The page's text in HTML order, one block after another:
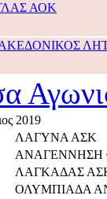
ΑΟΚ
2019
ΛΑΓΥΝΑ ΑΣΚ
ΑΝΑΓΕΝΝΗΣΗ
ΛΑΓΚΑΔΑΣ
ΟΛΥΜΠΙΑΔΑ